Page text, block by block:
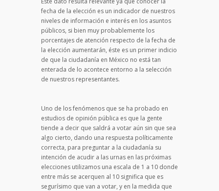
fecha de la elección es un indicador de nuestros
niveles de información e interés en los asuntos
públicos, si bien muy probablemente los
porcentajes de atención respecto de la fecha de
la elección aumentarán, éste es un primer indicio
de que la ciudadanía en México no está tan
enterada de lo acontece entorno a la selección
de nuestros representantes.
Uno de los fenómenos que se ha probado en
estudios de opinión pública es que la gente
tiende a decir que saldrá a votar aún sin que sea
algo cierto, dando una respuesta políticamente
correcta, para preguntar a la ciudadanía su
intención de acudir a las urnas en las próximas
elecciones utilizamos una escala de 1 a 10 donde
entre más se acerquen al 10 significa que es
segurísimo que van a votar, y en la medida que